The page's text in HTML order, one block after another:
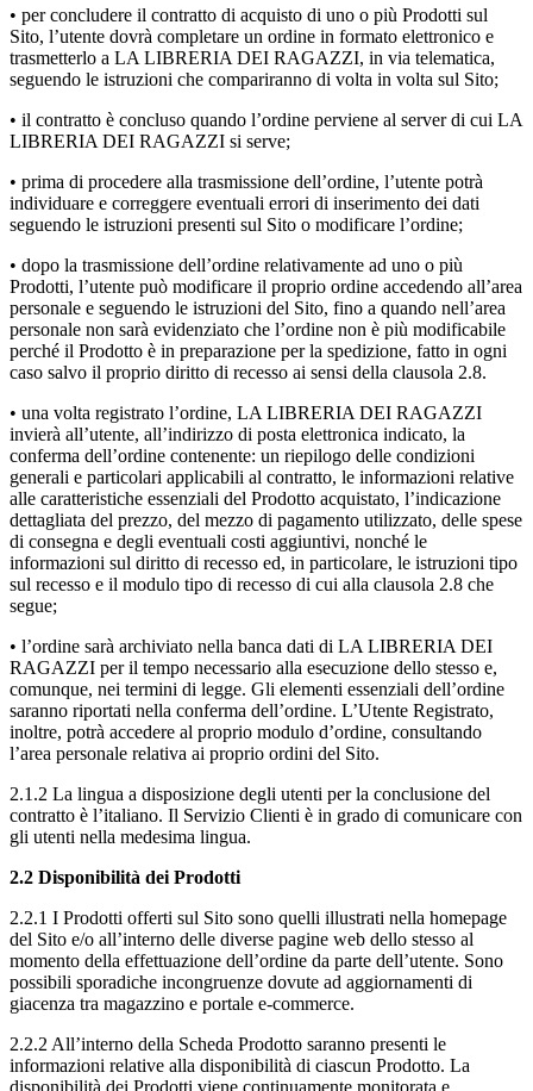
• per concludere il contratto di acquisto di uno o più Prodotti sul
Sito, l’utente dovrà completare un ordine in formato elettronico e
trasmetterlo a LA LIBRERIA DEI RAGAZZI, in via telematica,
seguendo le istruzioni che compariranno di volta in volta sul Sito;
• il contratto è concluso quando l’ordine perviene al server di cui LA
LIBRERIA DEI RAGAZZI si serve;
• prima di procedere alla trasmissione dell’ordine, l’utente potrà
individuare e correggere eventuali errori di inserimento dei dati
seguendo le istruzioni presenti sul Sito o modificare l’ordine;
• dopo la trasmissione dell’ordine relativamente ad uno o più
Prodotti, l’utente può modificare il proprio ordine accedendo all’area
personale e seguendo le istruzioni del Sito, fino a quando nell’area
personale non sarà evidenziato che l’ordine non è più modificabile
perché il Prodotto è in preparazione per la spedizione, fatto in ogni
caso salvo il proprio diritto di recesso ai sensi della clausola 2.8.
• una volta registrato l’ordine, LA LIBRERIA DEI RAGAZZI
invierà all’utente, all’indirizzo di posta elettronica indicato, la
conferma dell’ordine contenente: un riepilogo delle condizioni
generali e particolari applicabili al contratto, le informazioni relative
alle caratteristiche essenziali del Prodotto acquistato, l’indicazione
dettagliata del prezzo, del mezzo di pagamento utilizzato, delle spese
di consegna e degli eventuali costi aggiuntivi, nonché le
informazioni sul diritto di recesso ed, in particolare, le istruzioni tipo
sul recesso e il modulo tipo di recesso di cui alla clausola 2.8 che
segue;
• l’ordine sarà archiviato nella banca dati di LA LIBRERIA DEI
RAGAZZI per il tempo necessario alla esecuzione dello stesso e,
comunque, nei termini di legge. Gli elementi essenziali dell’ordine
saranno riportati nella conferma dell’ordine. L’Utente Registrato,
inoltre, potrà accedere al proprio modulo d’ordine, consultando
l’area personale relativa ai proprio ordini del Sito.
2.1.2 La lingua a disposizione degli utenti per la conclusione del
contratto è l’italiano. Il Servizio Clienti è in grado di comunicare con
gli utenti nella medesima lingua.
2.2 Disponibilità dei Prodotti
2.2.1 I Prodotti offerti sul Sito sono quelli illustrati nella homepage
del Sito e/o all’interno delle diverse pagine web dello stesso al
momento della effettuazione dell’ordine da parte dell’utente. Sono
possibili sporadiche incongruenze dovute ad aggiornamenti di
giacenza tra magazzino e portale e-commerce.
2.2.2 All’interno della Scheda Prodotto saranno presenti le
informazioni relative alla disponibilità di ciascun Prodotto. La
disponibilità dei Prodotti viene continuamente monitorata e